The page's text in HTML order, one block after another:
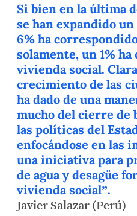
Si bien en la última
se han expandido
6% ha
solamente, un 1%
vivienda social.
crecimiento de las
ha dado de una
mucho del cierre de
las políticas del
enfocándose en las
una iniciativa para
de agua y desagüe
vivienda social”.
Javier Salazar (Perú)